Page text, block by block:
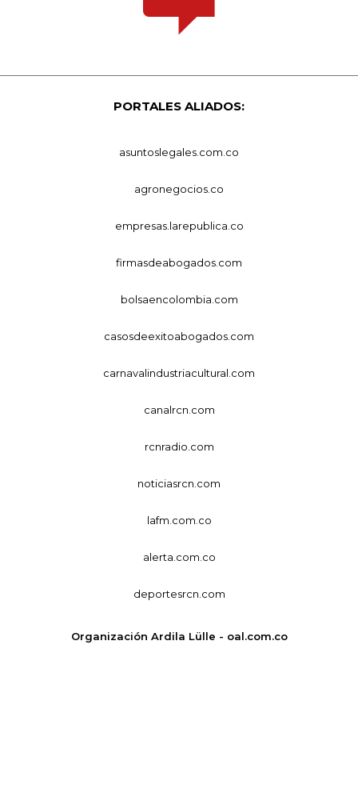
PORTALES ALIADOS:
asuntoslegales.com.co
agronegocios.co
empresas.larepublica.co
firmasdeabogados.com
bolsaencolombia.com
casosdeexitoabogados.com
carnavalindustriacultural.com
canalrcn.com
rcnradio.com
noticiasrcn.com
lafm.com.co
alerta.com.co
deportesrcn.com
Organización Ardila Lülle - oal.com.co